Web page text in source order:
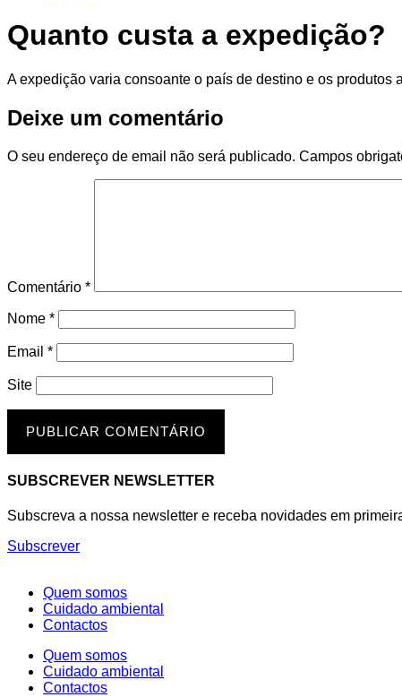
Quanto custa a expedição?
A expedição varia consoante o país de destino e os produtos
Deixe um comentário
O seu endereço de email não será publicado. Campos
Comentário *
Nome *
Email *
Site
SUBSCREVER NEWSLETTER
Subscreva a nossa newsletter e receba novidades em
Subscrever
Quem somos
Cuidado ambiental
Contactos
Quem somos
Cuidado ambiental
Contactos